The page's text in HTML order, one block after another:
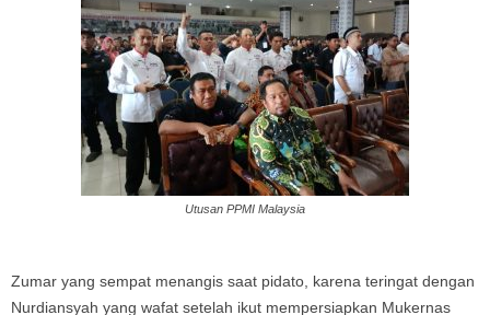
Utusan PPMI Malaysia
Zumar yang sempat menangis saat pidato, karena teringat dengan
Nurdiansyah yang wafat setelah ikut mempersiapkan Mukernas